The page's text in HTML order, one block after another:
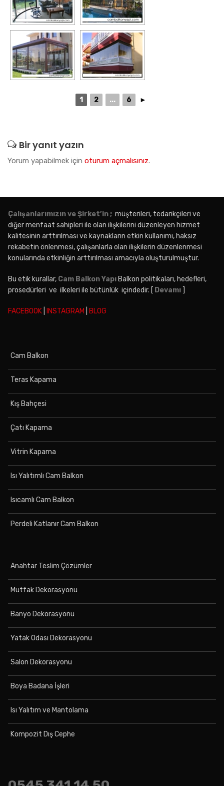
1 2 ... 6 ►
Bir yanıt yazın
Yorum yapabilmek için oturum açmalısınız.
Çalışanlarımızın ve Şirket’in ; müşterileri, tedarikçileri ve
diğer menfaat sahipleri ile olan ilişkilerini düzenleyen hizmet
kalitesinin arttırılması ve kaynakların etkin kullanımı, haksız
rekabetin önlenmesi, çalışanlarla olan ilişkilerin düzenlenmesi
konularında etkinliğin arttırılması amacıyla oluşturulmuştur.
Bu etik kurallar, Cam Balkon Yapı Balkon politikaları, hedefleri,
prosedürleri ve ilkeleri ile bütünlük içindedir. [ Devamı ]
FACEBOOK INSTAGRAM BLOG
Cam Balkon
Teras Kapama
Kış Bahçesi
Çatı Kapama
Vitrin Kapama
Isı Yalıtımlı Cam Balkon
Isıcamlı Cam Balkon
Perdeli Katlanır Cam Balkon
Anahtar Teslim Çözümler
Mutfak Dekorasyonu
Banyo Dekorasyonu
Yatak Odası Dekorasyonu
Salon Dekorasyonu
Boya Badana İşleri
Isı Yalıtım ve Mantolama
Kompozit Dış Cephe